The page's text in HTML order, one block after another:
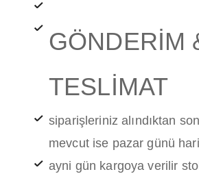
GÖNDERİM
TESLİMAT
siparişleriniz alındıktan
mevcut ise pazar günü
ayni gün kargoya verilir